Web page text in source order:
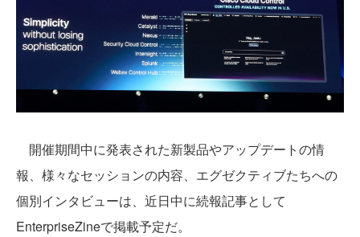
開催期間中に発表された新製品やアップデートの情
報、様々なセッションの内容、エグゼクティブたちへの
個別インタビューは、近日中に続報記事として
EnterpriseZineで掲載予定だ。